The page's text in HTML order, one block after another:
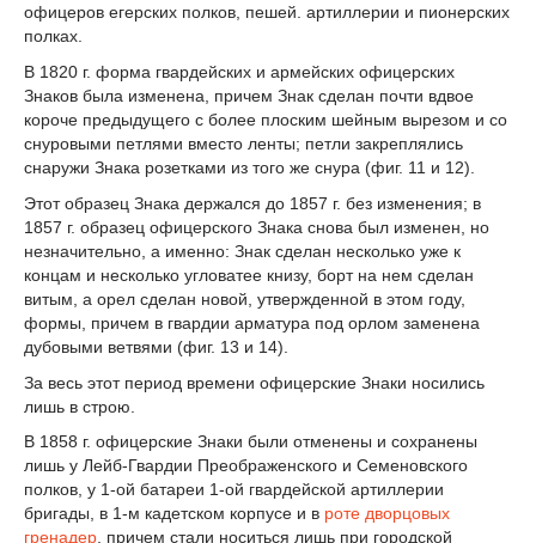
офицеров егерских полков, пешей. артиллерии и пионерских
полках.
В 1820 г. форма гвардейских и армейских офицерских
Знаков была изменена, причем Знак сделан почти вдвое
короче предыдущего с более плоским шейным вырезом и со
снуровыми петлями вместо ленты; петли закреплялись
снаружи Знака розетками из того же снура (фиг. 11 и 12).
Этот образец Знака держался до 1857 г. без изменения; в
1857 г. образец офицерского Знака снова был изменен, но
незначительно, а именно: Знак сделан несколько уже к
концам и несколько угловатее книзу, борт на нем сделан
витым, а орел сделан новой, утвержденной в этом году,
формы, причем в гвардии арматура под орлом заменена
дубовыми ветвями (фиг. 13 и 14).
За весь этот период времени офицерские Знаки носились
лишь в строю.
В 1858 г. офицерские Знаки были отменены и сохранены
лишь у Лейб-Гвардии Преображенского и Семеновского
полков, у 1-ой батареи 1-ой гвардейской артиллерии
бригады, в 1-м кадетском корпусе и в роте дворцовых
гренадер, причем стали носиться лишь при городской